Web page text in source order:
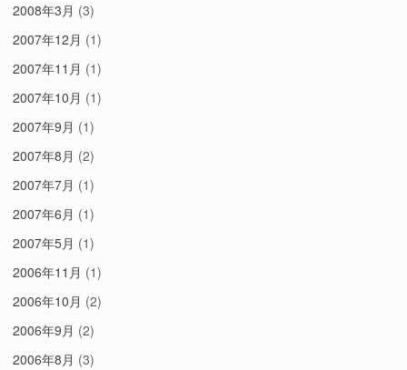
2008年3月 (3)
2007年12月 (1)
2007年11月 (1)
2007年10月 (1)
2007年9月 (1)
2007年8月 (2)
2007年7月 (1)
2007年6月 (1)
2007年5月 (1)
2006年11月 (1)
2006年10月 (2)
2006年9月 (2)
2006年8月 (3)